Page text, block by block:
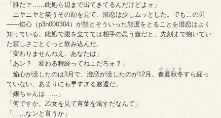
「誰だァ……此処ら辺まで出てきてるんだけどよォ」
ニヤニヤと笑うその顔を見て、澄恋は少しムッとした。でもこの男
――焔心（p3n000304）が態とそういった態度をとることを澄恋はよく
知っている。此処で腹を立てては相手の思う壺だと、先刻まで抱いてい
た寂しさごとぐっと飲み込んだ。
「変わりませんねえ、あなたは」
「あン？ 変わる程経ってねェだろォ？」
焔心が没したのは3月で、澄恋が没したのが12月。春夏秋冬
ひととせ
すら経っ
ていない、あまりにも早すぎる邂逅だ。
「嬢ちゃんは……」
「何ですか。乙女を見て言葉を濁すだなんて」
「……なンと言うか」